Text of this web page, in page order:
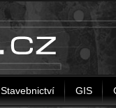
Stavebnictví GIS